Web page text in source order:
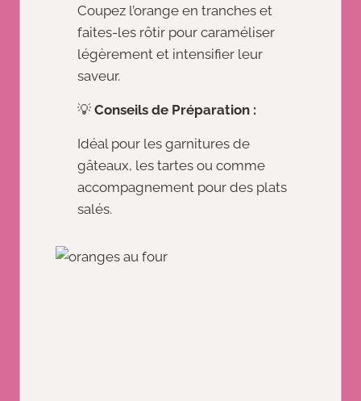
Coupez l’orange en tranches et
faites-les rôtir pour caraméliser
légèrement et intensifier leur
saveur.
💡 Conseils de Préparation :
Idéal pour les garnitures de
gâteaux, les tartes ou comme
accompagnement pour des plats
salés.